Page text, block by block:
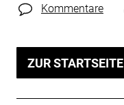
Kommentare
ZUR STARTSEITE